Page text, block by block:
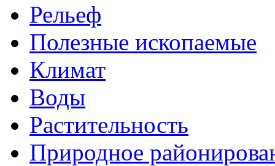
Рельеф
Полезные ископаемые
Климат
Воды
Растительность
Природное